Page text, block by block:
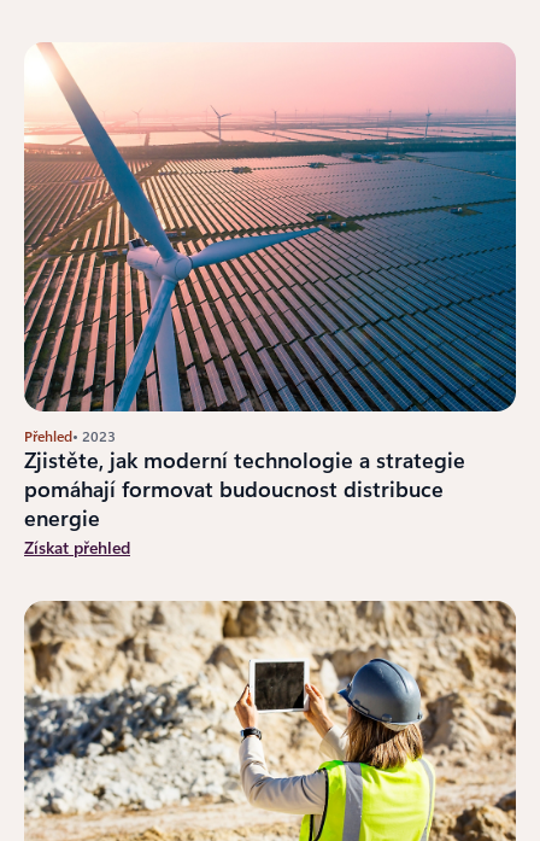
Přehled• 2023
Zjistěte, jak moderní technologie a strategie
pomáhají formovat budoucnost distribuce
energie
Získat přehled